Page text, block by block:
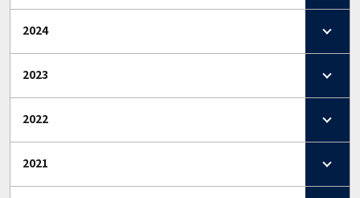
2024
2023
2022
2021